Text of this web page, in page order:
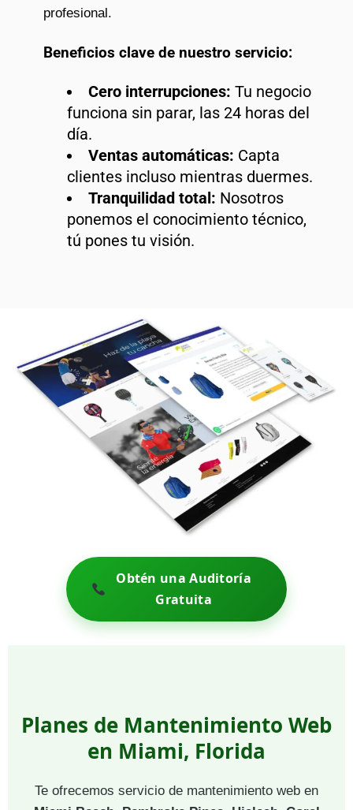
profesional.
Beneficios clave de nuestro servicio:
Cero interrupciones: Tu negocio
funciona sin parar, las 24 horas del
día.
Ventas automáticas: Capta
clientes incluso mientras duermes.
Tranquilidad total: Nosotros
ponemos el conocimiento técnico,
tú pones tu visión.
Obtén una Auditoría
Gratuita
Planes de Mantenimiento Web
en Miami, Florida
Te ofrecemos servicio de mantenimiento web en